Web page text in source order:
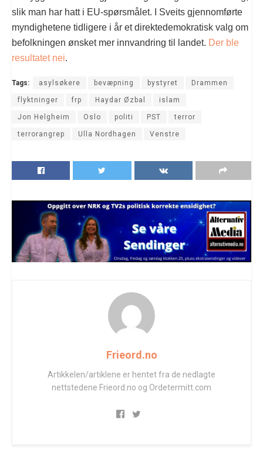
slik man har hatt i EU-spørsmålet. I Sveits gjennomførte
myndighetene tidligere i år et direktedemokratisk valg om
befolkningen ønsket mer innvandring til landet. Der ble
resultatet nei.
Tags: asylsøkere bevæpning bystyret Drammen
flyktninger frp Haydar Øzbal islam
Jon Helgheim Oslo politi PST terror
terrorangrep Ulla Nordhagen Venstre
Frieord.no
Artikkelen/artiklene er hentet fra de nedlagte
nettstedene Frieord.no og Ordetermitt.com